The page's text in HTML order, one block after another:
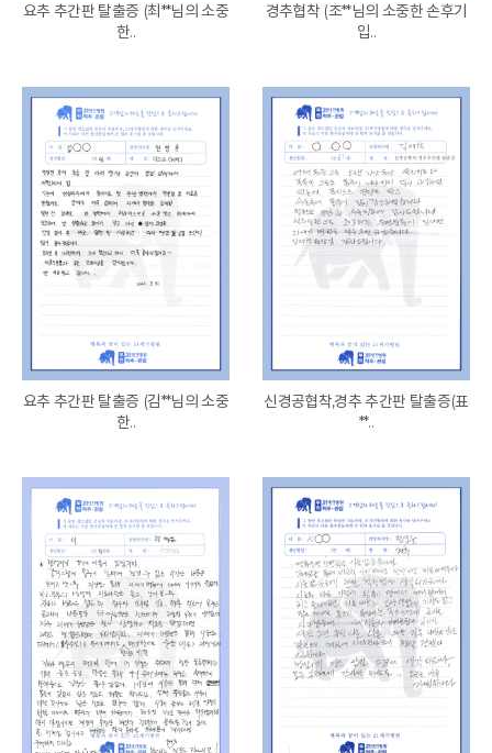
요추 추간판 탈출증 (최**님의 소중
한..
경추협착 (조**님의 소중한 손후기
입..
요추 추간판 탈출증 (김**님의 소중
한..
신경공협착,경추 추간판 탈출증(표
**..